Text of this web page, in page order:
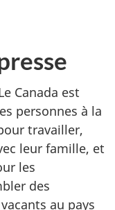
Canada est
personnes à la
travailler,
leur famille, et
les
des
au pays